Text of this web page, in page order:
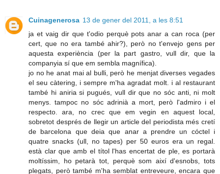
Cuinagenerosa 13 de gener del 2011, a les 8:51
ja et vaig dir que t'odio perquè pots anar a can roca (per
cert, que no era també ahir?), però no t'envejo gens per
aquesta experiència (per la part gastro, vull dir, que la
companyia sí que em sembla magnífica).
jo no he anat mai al bulli, però he menjat diverses vegades
el seu càtering, i sempre m'ha agradat molt. i al restaurant
també hi aniria si pugués, vull dir que no sóc anti, ni molt
menys. tampoc no sóc adrinià a mort, però l'admiro i el
respecto. ara, no crec que em vegin en aquest local,
sobretot després de llegir un article del periodista més cretí
de barcelona que deia que anar a prendre un cóctel i
quatre snacks (ull, no tapes) per 50 euros era un regal.
està clar que amb el títol l'has encertat de ple, es portarà
moltíssim, ho petarà tot, perquè som així d'esnobs, tots
plegats, però també m'ha semblat entreveure, encara que